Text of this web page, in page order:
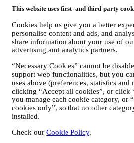
This website uses first- and third-party
Cookies help us give you a better
personalise content and ads, and
share information about your use of
advertising and analytics partners.
“Necessary Cookies” cannot be
support web functionalities, but you
uses above (preferences, statistics
clicking “Accept all cookies”, or click
you manage each cookie category, or
cookies only”, so that no other
installed.
Check our Cookie Policy.
FÖR ATT HANTERA DINA
ERBJUDA DIG VÅRA
TJÄNSTER OCH VÅR HJÄLP
Vi kommer att använda dina
avtalsförhållande till dig, dina
webbplatsen samt all service som
eller ditt eventuella deltagande i
bearbeta vissa uppgifter om dig i
samband med vårt
bokföring, fakturering och
bedrägerikontroll, trygghet,
och statistisk analys m.m.
måste kontakta dig på grund av
verksamhetsmässiga skäl. Till